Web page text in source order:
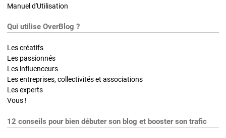
Manuel d'Utilisation
Qui utilise OverBlog ?
Les créatifs
Les passionnés
Les influenceurs
Les entreprises, collectivités et associations
Les experts
Vous !
12 conseils pour bien débuter son blog et booster son trafic